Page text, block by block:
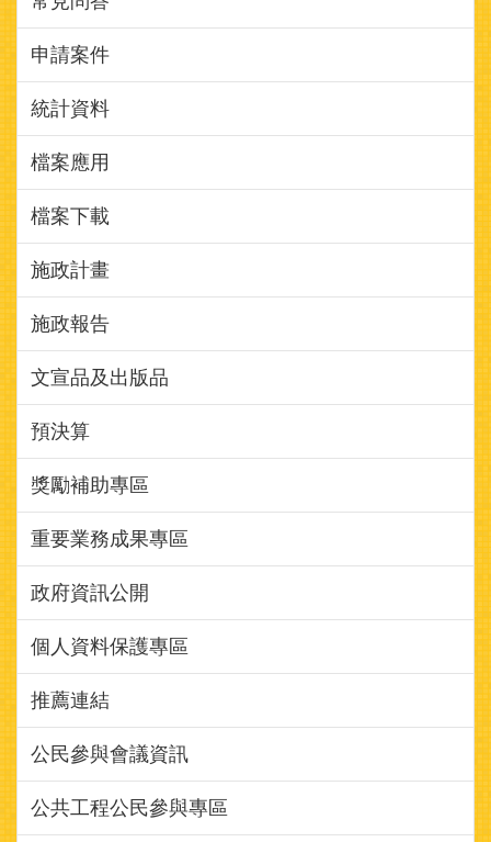
申請案件
統計資料
檔案應用
檔案下載
施政計畫
施政報告
文宣品及出版品
預決算
獎勵補助專區
重要業務成果專區
政府資訊公開
個人資料保護專區
推薦連結
公民參與會議資訊
公共工程公民參與專區
會計月報